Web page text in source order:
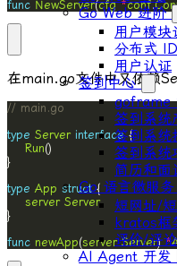
Go Web 进阶
用户模块
分布式
⽤户认证
签到中心
goframe
签到系统
签到系统
签到系统
简历和面
Go 语言微服务
短网址/
kratos框
评价/评
AI Agent 开发
func NewServer(cfg *conf.
在main.go文件中又依赖
// main.go
type Server interface
Run
type App struct
server Server
func newApp(server Server) *